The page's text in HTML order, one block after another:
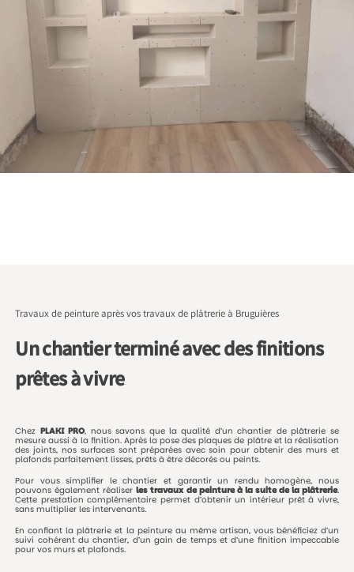
Travaux de peinture après vos travaux de plâtrerie à Bruguières
Un chantier terminé avec des finitions
prêtes à vivre
Chez PLAKIPRO, noussavons que laqualité d’unchantier deplâtrerie se
mesureaussià la finition. Après laposedesplaquesde plâtre et la réalisation
desjoints, nos surfaces sont préparées avecsoinpourobtenirdes murs et
plafondsparfaitementlisses,prêtsàêtredécorésoupeints.
Pour voussimplifier lechantier et garantirun renduhomogène, nous
pouvonségalementréaliserlestravaux depeintureà la suitedela plâtrerie.
Cette prestationcomplémentairepermet d’obtenirun intérieur prêtà vivre,
sansmultiplierlesintervenants.
Enconfiantlaplâtrerieet la peinture au même artisan, vous bénéficiez d’un
suivi cohérent duchantier, d’un gainde temps etd’une finition impeccable
pourvosmursetplafonds.